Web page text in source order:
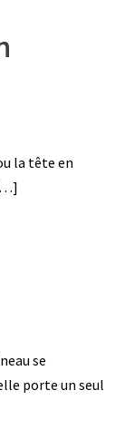
la tête en
se
porte un seul